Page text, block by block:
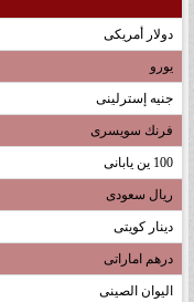
دولار أمريكى
يورو
جنيه إسترلينى
فرنك سويسرى
100 ين يابانى
ريال سعودى
دينار كويتى
درهم اماراتى
اليوان الصينى